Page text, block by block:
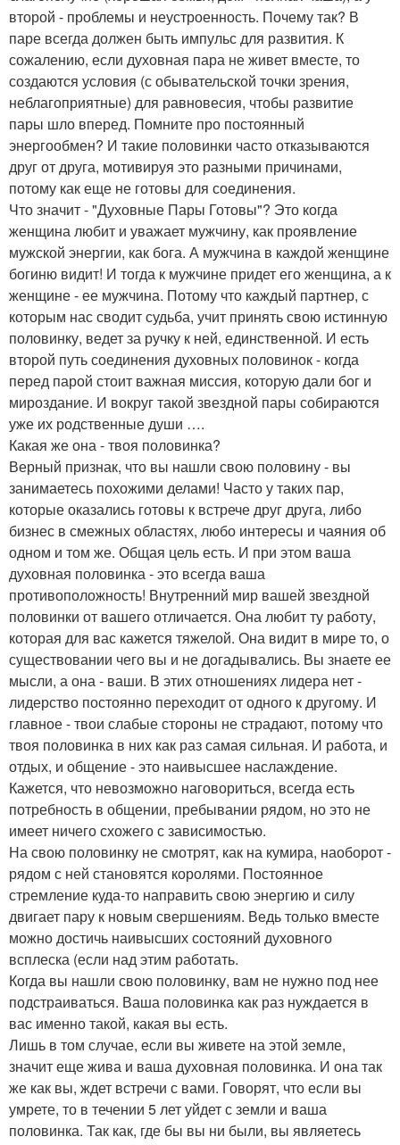
второй - проблемы и неустроенность. Почему так? В
паре всегда должен быть импульс для развития. К
сожалению, если духовная пара не живет вместе, то
создаются условия (с обывательской точки зрения,
неблагоприятные) для равновесия, чтобы развитие
пары шло вперед. Помните про постоянный
энергообмен? И такие половинки часто отказываются
друг от друга, мотивируя это разными причинами,
потому как еще не готовы для соединения.
Что значит - "Духовные Пары Готовы"? Это когда
женщина любит и уважает мужчину, как проявление
мужской энергии, как бога. А мужчина в каждой женщине
богиню видит! И тогда к мужчине придет его женщина, а к
женщине - ее мужчина. Потому что каждый партнер, с
которым нас сводит судьба, учит принять свою истинную
половинку, ведет за ручку к ней, единственной. И есть
второй путь соединения духовных половинок - когда
перед парой стоит важная миссия, которую дали бог и
мироздание. И вокруг такой звездной пары собираются
уже их родственные души ….
Какая же она - твоя половинка?
Верный признак, что вы нашли свою половину - вы
занимаетесь похожими делами! Часто у таких пар,
которые оказались готовы к встрече друг друга, либо
бизнес в смежных областях, любо интересы и чаяния об
одном и том же. Общая цель есть. И при этом ваша
духовная половинка - это всегда ваша
противоположность! Внутренний мир вашей звездной
половинки от вашего отличается. Она любит ту работу,
которая для вас кажется тяжелой. Она видит в мире то, о
существовании чего вы и не догадывались. Вы знаете ее
мысли, а она - ваши. В этих отношениях лидера нет -
лидерство постоянно переходит от одного к другому. И
главное - твои слабые стороны не страдают, потому что
твоя половинка в них как раз самая сильная. И работа, и
отдых, и общение - это наивысшее наслаждение.
Кажется, что невозможно наговориться, всегда есть
потребность в общении, пребывании рядом, но это не
имеет ничего схожего с зависимостью.
На свою половинку не смотрят, как на кумира, наоборот -
рядом с ней становятся королями. Постоянное
стремление куда-то направить свою энергию и силу
двигает пару к новым свершениям. Ведь только вместе
можно достичь наивысших состояний духовного
всплеска (если над этим работать.
Когда вы нашли свою половинку, вам не нужно под нее
подстраиваться. Ваша половинка как раз нуждается в
вас именно такой, какая вы есть.
Лишь в том случае, если вы живете на этой земле,
значит еще жива и ваша духовная половинка. И она так
же как вы, ждет встречи с вами. Говорят, что если вы
умрете, то в течении 5 лет уйдет с земли и ваша
половинка. Так как, где бы вы ни были, вы являетесь